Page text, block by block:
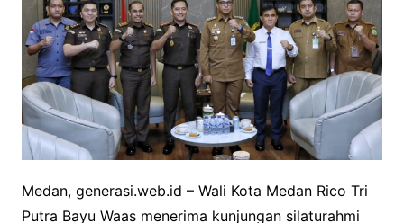
Medan, generasi.web.id – Wali Kota Medan Rico Tri
Putra Bayu Waas menerima kunjungan silaturahmi